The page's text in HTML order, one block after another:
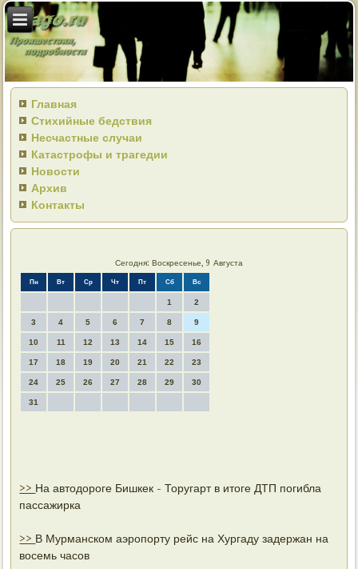
Главная
Стихийные бедствия
Несчастные случаи
Катастрофы и трагедии
Новости
Архив
Контакты
Сегодня: Воскресенье, 9 Августа
Пн Вт Ср Чт Пт Сб Вс
1 2
3 4 5 6 7 8 9
10 11 12 13 14 15 16
17 18 19 20 21 22 23
24 25 26 27 28 29 30
31
>> На автодороге Бишкек - Торугарт в итоге ДТП погибла
пассажирка
>> В Мурманском аэропорту рейс на Хургаду задержан на
восемь часов